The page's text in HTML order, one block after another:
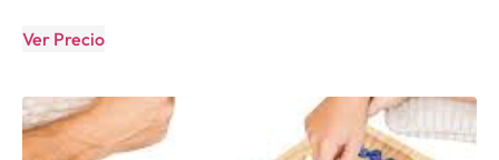
Ver Precio